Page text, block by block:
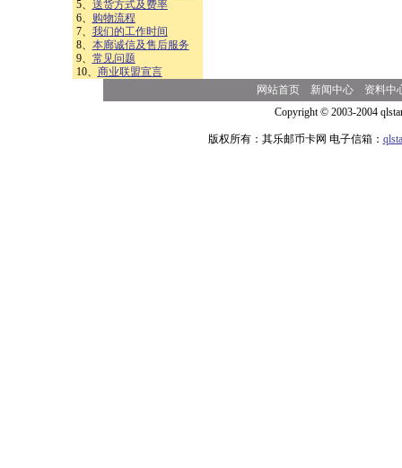
5、 送货方式及费率
6、
购物流程
7、 我们的工作时间
8、 本廊诚信及售后服务
9、 常见问题
10、 商业联盟宣言
网站首页 新闻中心
资料中
Copyright © 2003-2004
版权所有：其乐邮币卡网 电子信箱：